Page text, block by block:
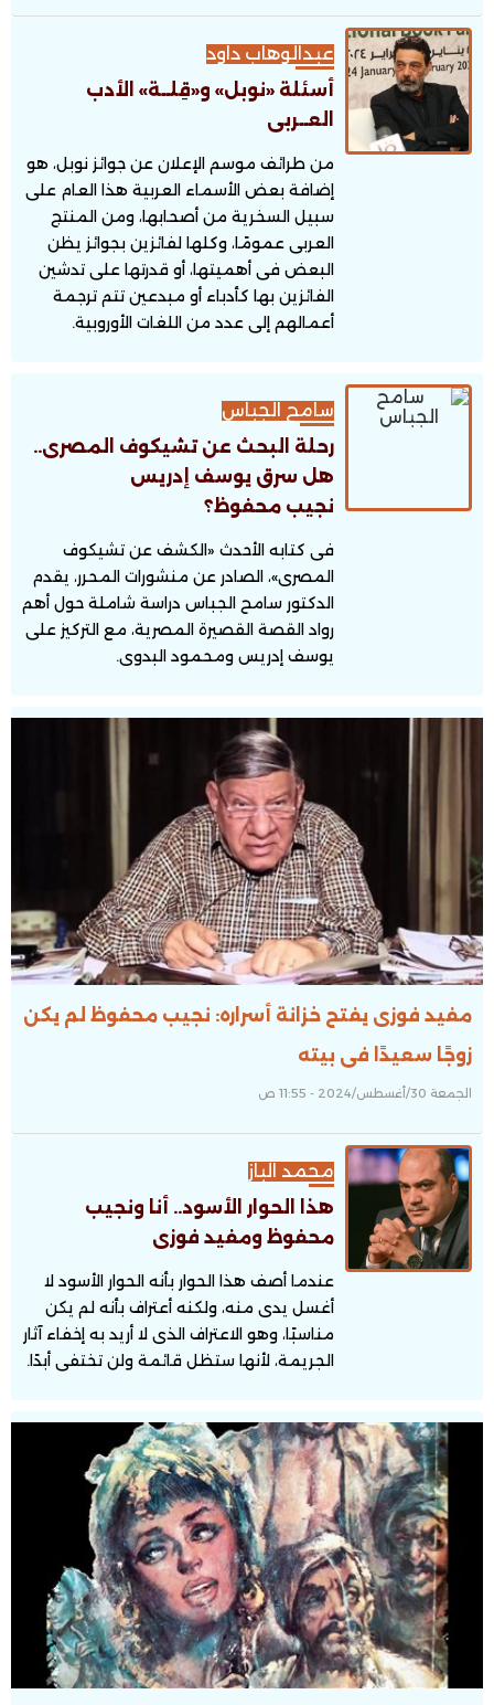
عبدالوهاب داود
أسئلة «نوبل» و«قِلــة» الأدب
العــربى
من طرائف موسم الإعلان عن جوائز نوبل، هو
إضافة بعض الأسماء العربية هذا العام على
سبيل السخرية من أصحابها، ومن المنتج
العربى عمومًا، وكلها لفائزين بجوائز يظن
البعض فى أهميتها، أو قدرتها على تدشين
الفائزين بها كأدباء أو مبدعين تتم ترجمة
أعمالهم إلى عدد من اللغات الأوروبية.
سامح الجباس
رحلة البحث عن تشيكوف المصرى..
هل سرق يوسف إدريس
نجيب محفوظ؟
فى كتابه الأحدث «الكشف عن تشيكوف
المصرى»، الصادر عن منشورات المحرر، يقدم
الدكتور سامح الجباس دراسة شاملة حول أهم
رواد القصة القصيرة المصرية، مع التركيز على
يوسف إدريس ومحمود البدوى.
مفيد فوزى يفتح خزانة أسراره: نجيب محفوظ لم يكن
زوجًا سعيدًا فى بيته
الجمعة 30/أغسطس/2024 - 11:55 ص
محمد الباز
هذا الحوار الأسود.. أنا ونجيب
محفوظ ومفيد فوزى
عندما أصف هذا الحوار بأنه الحوار الأسود لا
أغسل يدى منه، ولكنه أعتراف بأنه لم يكن
مناسبًا، وهو الاعتراف الذى لا أريد به إخفاء آثار
الجريمة، لأنها ستظل قائمة ولن تختفى أبدًا.